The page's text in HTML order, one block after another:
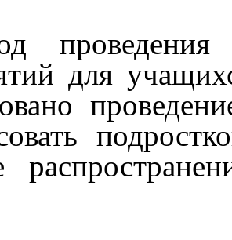
проведения
для